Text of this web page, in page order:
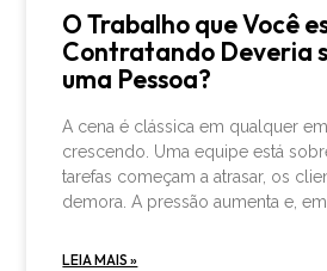
O Trabalho que Você
Contratando Deveria
uma Pessoa?
A cena é clássica em qualquer
crescendo. Uma equipe está
tarefas começam a atrasar, os
demora. A pressão aumenta e,
LEIA MAIS »